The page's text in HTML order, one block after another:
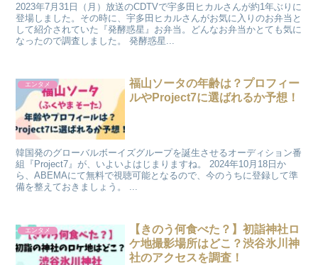
2023年7月31日（月）放送のCDTVで宇多田ヒカルさんが約1年ぶりに
登場しました。その時に、宇多田ヒカルさんがお気に入りのお弁当と
して紹介されていた『発酵惑星』お弁当。どんなお弁当かとても気に
なったので調査しました。 発酵惑星...
エンタメ
福山ソータの年齢は？プロフィー
ルやProject7に選ばれるか予想！
韓国発のグローバルボーイズグループを誕生させるオーディション番
組『Project7』が、いよいよはじまりますね。 2024年10月18日か
ら、ABEMAにて無料で視聴可能となるので、今のうちに登録して準
備を整えておきましょう。 ...
エンタメ
【きのう何食べた？】初詣神社ロ
ケ地撮影場所はどこ？渋谷氷川神
社のアクセスを調査！